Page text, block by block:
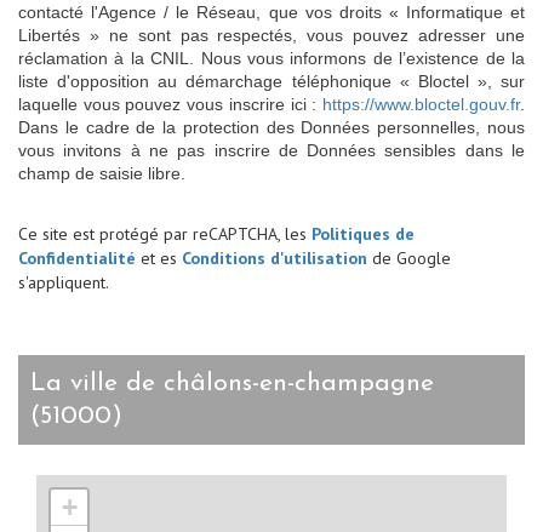
contacté l'Agence / le Réseau, que vos droits « Informatique et
Libertés » ne sont pas respectés, vous pouvez adresser une
réclamation à la CNIL. Nous vous informons de l’existence de la
liste d'opposition au démarchage téléphonique « Bloctel », sur
laquelle vous pouvez vous inscrire ici : https://www.bloctel.gouv.fr.
Dans le cadre de la protection des Données personnelles, nous
vous invitons à ne pas inscrire de Données sensibles dans le
champ de saisie libre.
Ce site est protégé par reCAPTCHA, les Politiques de
Confidentialité et es Conditions d'utilisation de Google
s'appliquent.
la ville de châlons-en-champagne
(51000)
+